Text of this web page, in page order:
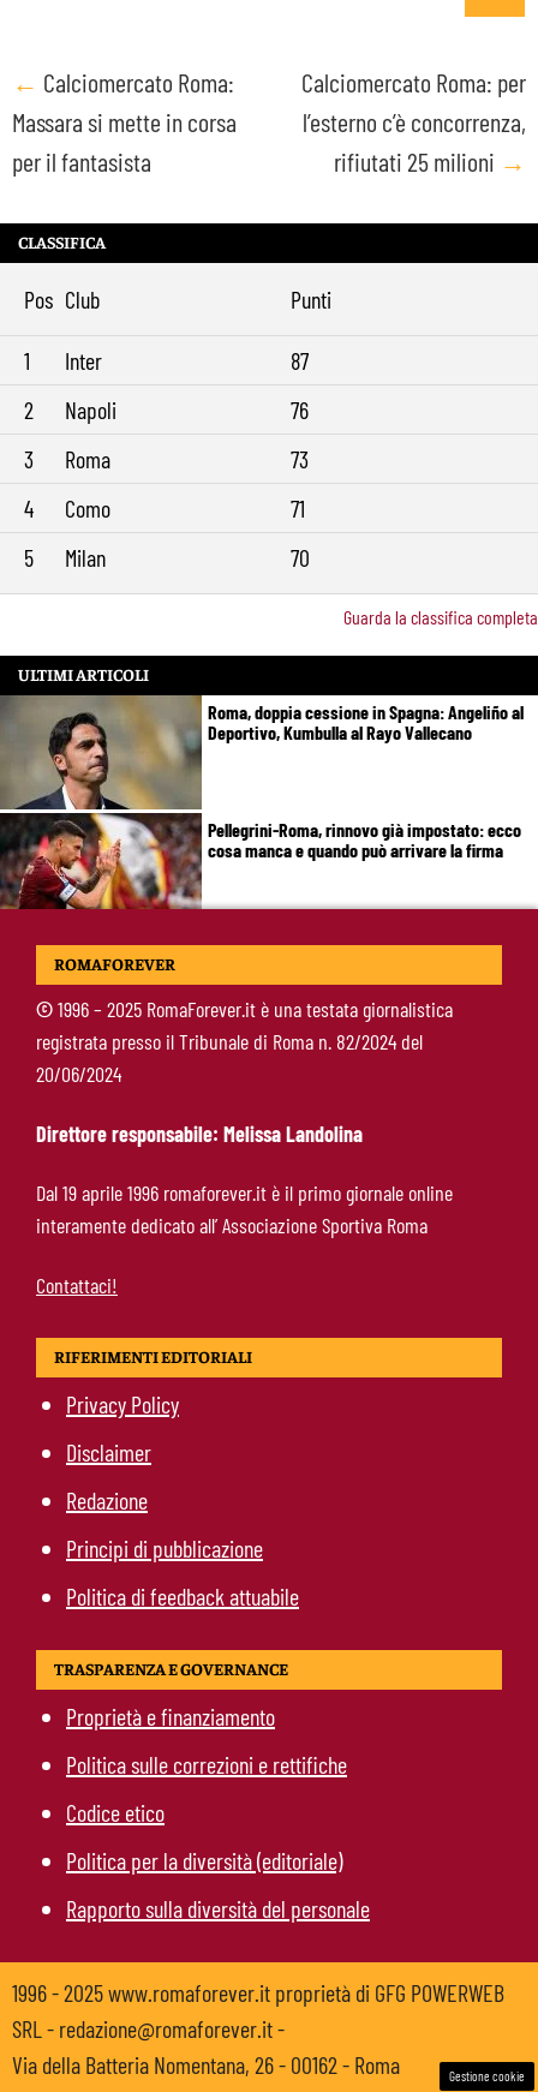
Post
navigation
← Calciomercato Roma:
Massara si mette in corsa
per il fantasista
Calciomercato Roma: per
l’esterno c’è concorrenza,
rifiutati 25 milioni →
CLASSIFICA
Pos Club Punti
1 Inter
87
2
Napoli
76
3
Roma
73
4
Como
71
5
Milan 70
Guarda la classifica completa
ULTIMI ARTICOLI
Roma, doppia cessione in Spagna: Angeliño al
Deportivo, Kumbulla al Rayo Vallecano
Pellegrini-Roma, rinnovo già impostato: ecco
cosa manca e quando può arrivare la firma
Mercato Roma, manca un solo colpo: Gasperini
Roma-Molina, il colpo di D’Amico è geniale:
qualità ed esperienza a un prezzo da
occasione
ROMAFOREVER
©1996 – 2025 RomaForever.it è una testata giornalistica
registrata presso il Tribunale di Roma n. 82/2024 del
20/06/2024
Direttore responsabile: Melissa Landolina
Dal 19 aprile 1996 romaforever.it è il primo giornale online
interamente dedicato all’ Associazione Sportiva Roma
Contattaci!
RIFERIMENTI EDITORIALI
Privacy Policy
Disclaimer
Redazione
Principi di pubblicazione
Politica di feedback attuabile
TRASPARENZA E GOVERNANCE
Proprietà e finanziamento
Politica sulle correzioni e rettifiche
Codice etico
Politica per la diversità (editoriale)
Rapporto sulla diversità del personale
1996 - 2025 www.romaforever.it proprietà di GFG POWERWEB
SRL - redazione@romaforever.it -
Via della Batteria Nomentana, 26 - 00162 - Roma
Gestione cookie